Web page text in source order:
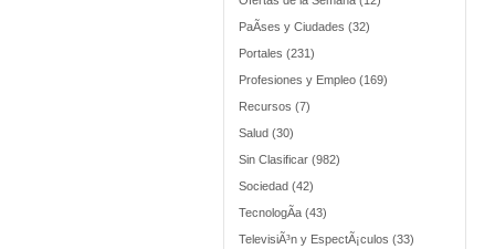
PaÃ­ses y Ciudades (32)
Portales (231)
Profesiones y Empleo (169)
Recursos (7)
Salud (30)
Sin Clasificar (982)
Sociedad (42)
TecnologÃ­a (43)
TelevisiÃ³n y EspectÃ¡culos (33)